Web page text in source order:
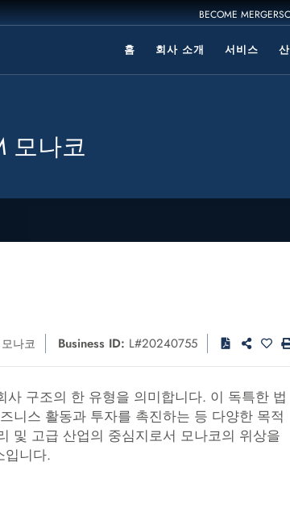
BECOME
홈 회사 소개 서비스
모나코
모나코 Business ID: L#20240755
구조의 한 유형을 의미합니다. 이 독특한 법
니스 활동과 투자를 촉진하는 등 다양한 목적
및 고급 산업의 중심지로서 모나코의 위상을
입니다.